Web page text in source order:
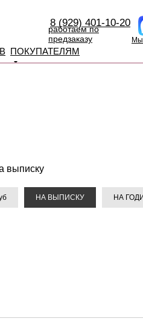
ПОКУПАТЕЛЯМ
8 (929) 401-10-20
работаем по
предзаказу
Мы
выписку
НА ВЫПИСКУ НА